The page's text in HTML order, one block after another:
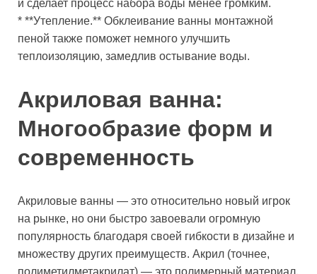
и сделает процесс набора воды менее громким.
* **Утепление.** Обклеивание ванны монтажной
пеной также поможет немного улучшить
теплоизоляцию, замедлив остывание воды.
Акриловая ванна:
Многообразие форм и
современность
Акриловые ванны — это относительно новый игрок
на рынке, но они быстро завоевали огромную
популярность благодаря своей гибкости в дизайне и
множеству других преимуществ. Акрил (точнее,